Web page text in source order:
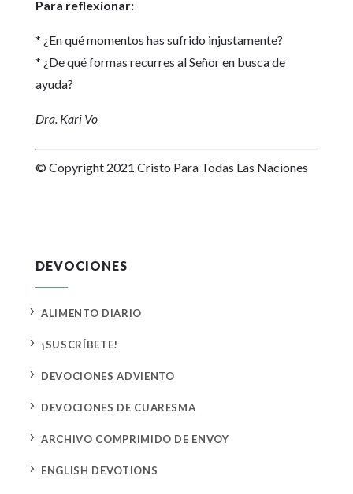
Para reflexionar:
* ¿En qué momentos has sufrido injustamente?
* ¿De qué formas recurres al Señor en busca de
ayuda?
Dra. Kari Vo
© Copyright 2021 Cristo Para Todas Las Naciones
DEVOCIONES
5 ALIMENTO DIARIO
5 ¡SUSCRÍBETE!
5 DEVOCIONES ADVIENTO
5 DEVOCIONES DE CUARESMA
5 ARCHIVO COMPRIMIDO DE ENVOY
5 ENGLISH DEVOTIONS